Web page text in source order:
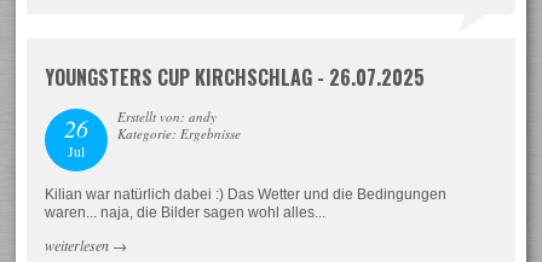
YOUNGSTERS CUP KIRCHSCHLAG - 26.07.2025
26
Jul
Erstellt von: andy
Kategorie: Ergebnisse
Kilian war natürlich dabei :) Das Wetter und die Bedingungen
waren... naja, die Bilder sagen wohl alles...
weiterlesen →